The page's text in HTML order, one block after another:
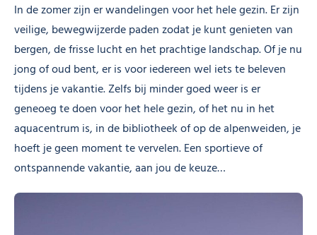
In de zomer zijn er wandelingen voor het hele gezin. Er zijn
veilige, bewegwijzerde paden zodat je kunt genieten van
bergen, de frisse lucht en het prachtige landschap. Of je nu
jong of oud bent, er is voor iedereen wel iets te beleven
tijdens je vakantie. Zelfs bij minder goed weer is er
geneoeg te doen voor het hele gezin, of het nu in het
aquacentrum is, in de bibliotheek of op de alpenweiden, je
hoeft je geen moment te vervelen. Een sportieve of
ontspannende vakantie, aan jou de keuze…